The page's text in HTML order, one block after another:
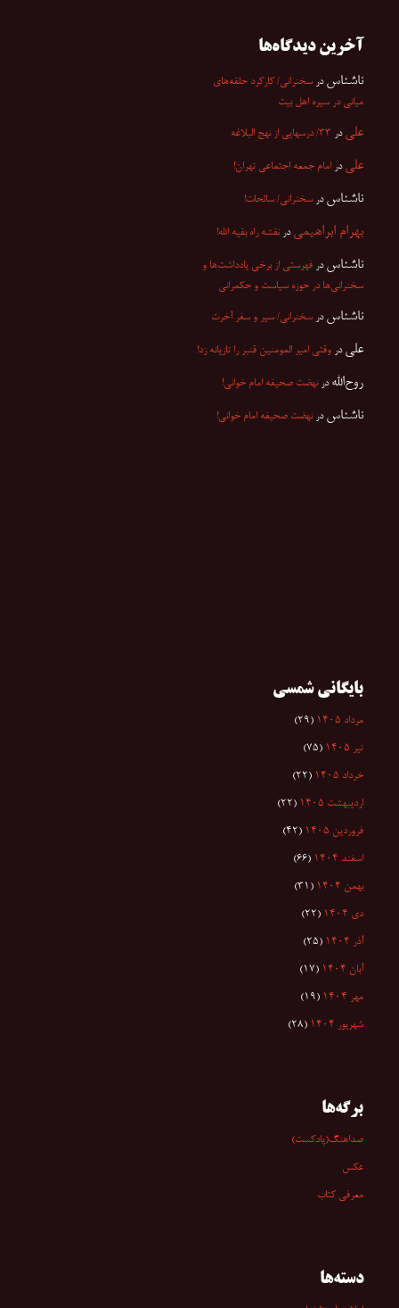
آخرین دیدگاه‌ها
ناشناس در سخنرانی/ کارکرد حلقه‌های
میانی در سیره اهل بیت
علی در ۳۳/ درسهایی از نهج البلاغه
علی در امام جمعه اجتماعی تهران!
ناشناس در سخنرانی/ سائحات!
بهرام ابراهیمی درنقشه راه بقیه الله!
ناشناس در فهرستی از برخی یادداشت‌ها و
سخنرانی‌ها در حوزه سیاست و حکمرانی
ناشناس در سخنرانی/ سیر و سفر آخرت
علی در وقتی امیر المومنین قنبر را تازیانه زد!
روح‌الله درنهضت صحیفه امام خوانی!
ناشناس درنهضت صحیفه امام خوانی!
بایگانی شمسی
مرداد ۱۴۰۵ (۲۹)
تیر ۱۴۰۵ (۷۵)
خرداد ۱۴۰۵ (۲۲)
اردیبهشت ۱۴۰۵ (۲۲)
فروردین ۱۴۰۵ (۴۲)
اسفند ۱۴۰۴ (۶۶)
بهمن ۱۴۰۴ (۳۱)
دی ۱۴۰۴ (۲۲)
آذر ۱۴۰۴ (۲۵)
آبان ۱۴۰۴ (۱۷)
مهر ۱۴۰۴ (۱۹)
شهریور ۱۴۰۴ (۲۸)
برگه‌ها
صداهنگ(پادکست)
عکس
معرفی کتاب
دسته‌ها